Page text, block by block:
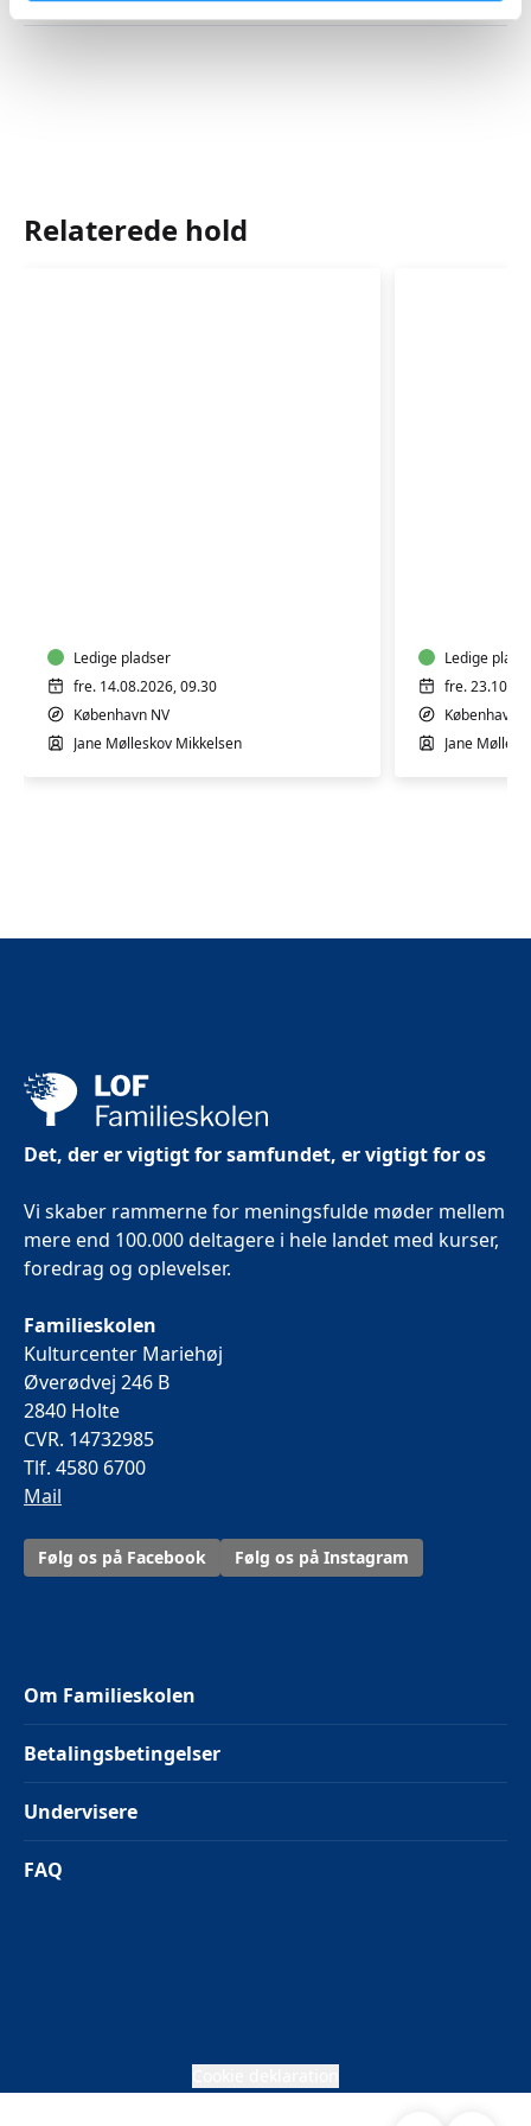
Relaterede hold
2-
4
år
Ledige pladser
fre. 14.08.2026, 09.30
København NV
Jane Mølleskov Mikkelsen
2-
4
år
Ledige
fre.
København
Jane
Det, der er vigtigt for samfundet, er vigtigt for os
Vi skaber rammerne for meningsfulde møder mellem
mere end 100.000 deltagere i hele landet med kurser,
foredrag og oplevelser.
Familieskolen
Kulturcenter Mariehøj
Øverødvej 246 B
2840 Holte
CVR. 14732985
Tlf. 4580 6700
Mail
Følg os på Facebook Følg os på Instagram
Om Familieskolen
Betalingsbetingelser
Undervisere
FAQ